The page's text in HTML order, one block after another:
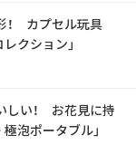
！ カプセル玩具
クション」
しい！ お花見に持
泡ポータブル」